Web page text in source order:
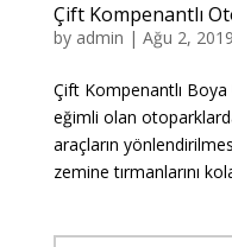
Çift Kompenantlı
by admin | Ağu 2, 2019
Çift Kompenantlı Boya
eğimli olan
araçların
zemine tırmanlarını